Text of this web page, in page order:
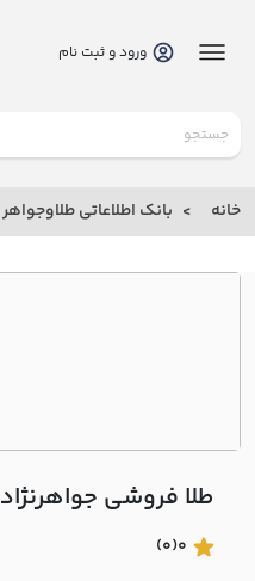
بانک
بانک
اطلاعاتی
درباره
با ما
ورود و ثبت نام
خانه بانک اطلاعاتی طلاوجواهر
طلا فروشی جواهرنژاد
0
(0)